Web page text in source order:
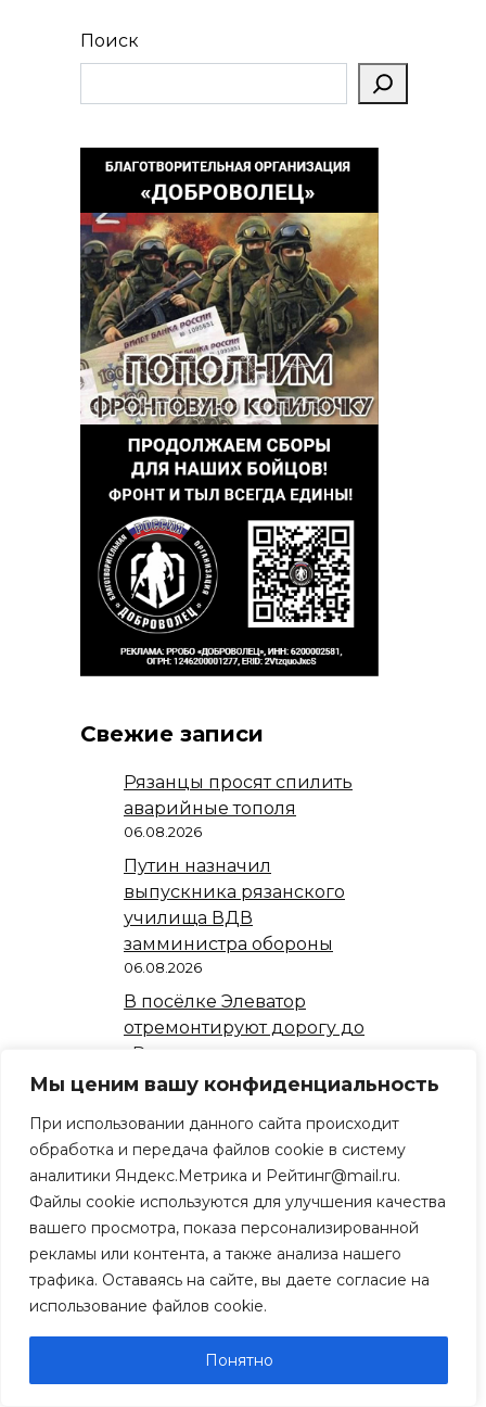
Мы ценим вашу конфиденциальность
При использовании данного сайта происходит
обработка и передача файлов cookie в систему
аналитики Яндекс.Метрика и Рейтинг@mail.ru.
Файлы cookie используются для улучшения качества
вашего просмотра, показа персонализированной
рекламы или контента, а также анализа нашего
трафика. Оставаясь на сайте, вы даете согласие на
использование файлов cookie.
Понятно
Поиск
Свежие записи
Рязанцы просят спилить
аварийные тополя
06.08.2026
Путин назначил
выпускника рязанского
училища ВДВ
замминистра обороны
06.08.2026
В посёлке Элеватор
отремонтируют дорогу до
«Рязаньэлеватора» в
рамках народной
06.08.2026
Путин ужесточил
основания для
депортации мигрантов из
России
05.08.2026
Рязанцы попросили
детскую площадку